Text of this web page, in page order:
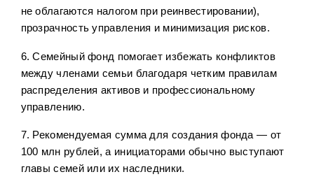
не облагаются налогом при реинвестировании),
прозрачность управления и минимизация рисков.
6. Семейный фонд помогает избежать конфликтов
между членами семьи благодаря четким правилам
распределения активов и профессиональному
управлению.
7. Рекомендуемая сумма для создания фонда — от
100 млн рублей, а инициаторами обычно выступают
главы семей или их наследники.